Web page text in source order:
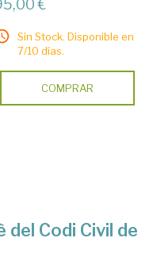
€
Sin Stock. Disponible en
7/10 días.
COMPRAR
del Codi Civil de